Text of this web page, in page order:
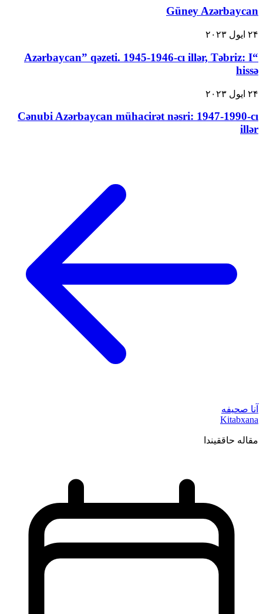
Güney Azərbaycan
۲۴ ایول ۲۰۲۳
“Azərbaycan” qəzeti. 1945-1946-cı illər, Təbriz: I
hissə
۲۴ ایول ۲۰۲۳
Cənubi Azərbaycan mühacirət nəsri: 1947-1990-cı
illər
آنا صحیفه
Kitabxana
مقاله حاققیندا